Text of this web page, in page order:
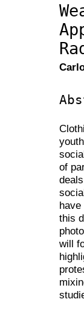
of
this
will